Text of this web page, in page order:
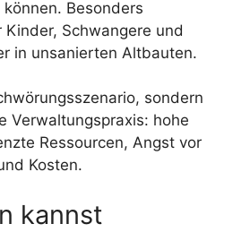
Besonders
Schwangere und
in unsanierten Altbauten.
sondern
Verwaltungspraxis: hohe
Ressourcen, Angst vor
Kosten.
kannst